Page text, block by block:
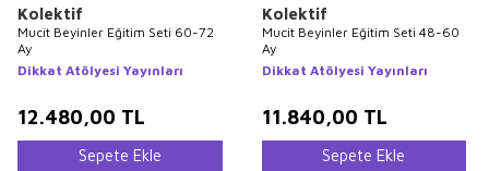
Kolektif
Mucit Beyinler Eğitim Seti 60-72
Ay
Dikkat Atölyesi Yayınları
12.480,00 TL
Sepete Ekle
Kolektif
Mucit Beyinler Eğitim Seti 48-60
Ay
Dikkat Atölyesi Yayınları
11.840,00 TL
Sepete Ekle